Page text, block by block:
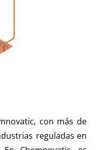
con más de
reguladas en